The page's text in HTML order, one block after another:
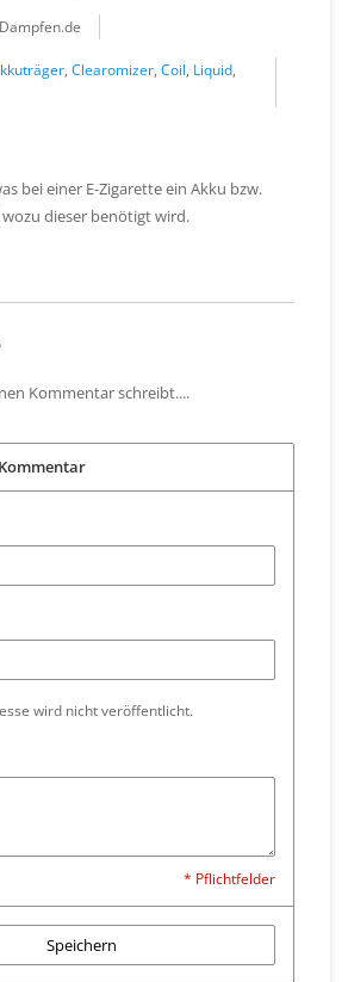
, Clearomizer, Coil, Liquid,
bei einer E-Zigarette ein Akku bzw.
dieser benötigt wird.
Kommentar schreibt....
wird nicht veröffentlicht.
* Pflichtfelder
Speichern